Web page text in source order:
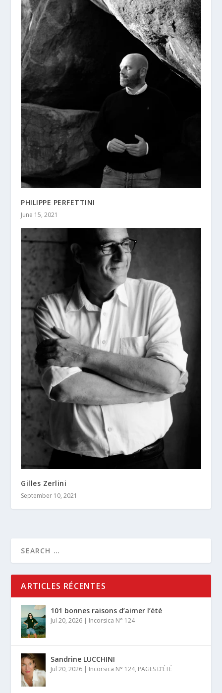
PHILIPPE PERFETTINI
June 15, 2021
Gilles Zerlini
September 10, 2021
ARTICLES RÉCENTES
101 bonnes raisons d’aimer l’été
Jul 20, 2026 | Incorsica N° 124
Sandrine LUCCHINI
Jul 20, 2026 | Incorsica N° 124, PAGES D’ÉTÉ